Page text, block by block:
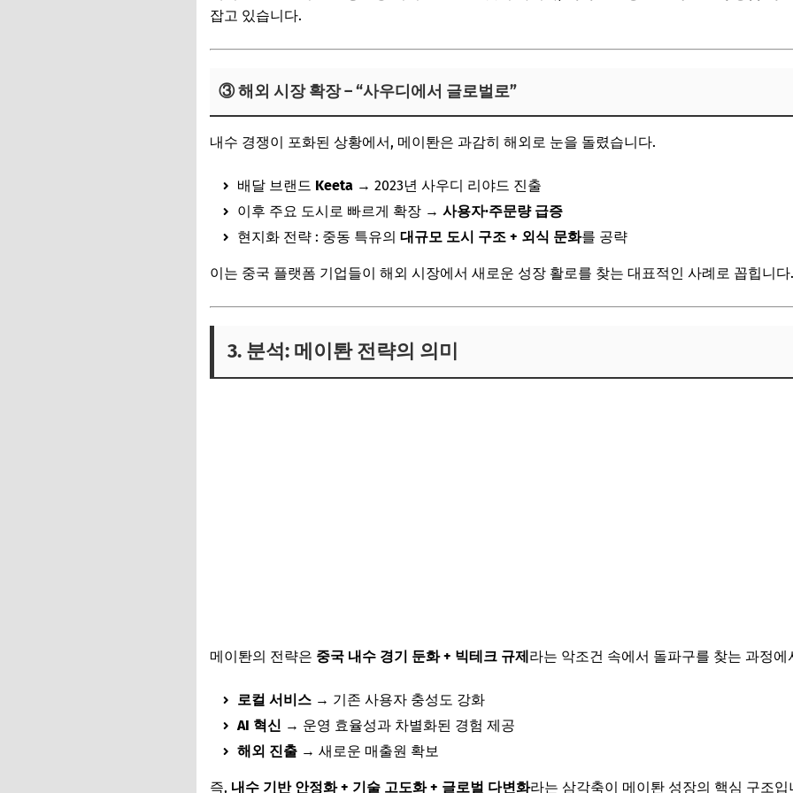
잡고 있습니다.
③ 해외 시장 확장 – “사우디에서 글로벌로”
내수 경쟁이 포화된 상황에서, 메이퇀은 과감히 해외로 눈을 돌렸습니다.
배달 브랜드 Keeta → 2023년 사우디 리야드 진출
이후 주요 도시로 빠르게 확장 → 사용자·주문량 급증
현지화 전략 : 중동 특유의 대규모 도시 구조 + 외식 문화를 공략
이는 중국 플랫폼 기업들이 해외 시장에서 새로운 성장 활로를 찾는 대표적인 사례로 꼽힙니다.
3. 분석: 메이퇀 전략의 의미
메이퇀의 전략은 중국 내수 경기 둔화 + 빅테크 규제라는 악조건 속에서 돌파구를 찾는 과정
로컬 서비스 → 기존 사용자 충성도 강화
AI 혁신 → 운영 효율성과 차별화된 경험 제공
해외 진출 → 새로운 매출원 확보
즉, 내수 기반 안정화 + 기술 고도화 + 글로벌 다변화라는 삼각축이 메이퇀 성장의 핵심 구조입